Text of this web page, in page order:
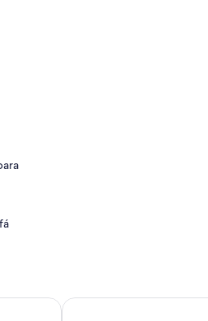
parejas, lugar tranquilo a 5
Centro histórico de